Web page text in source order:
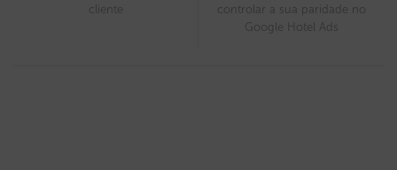
cliente
controlar a sua paridade no
Google Hotel Ads